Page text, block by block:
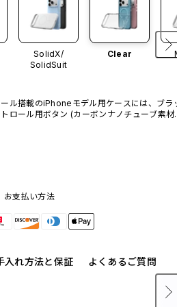
SolidX/
SolidSuit
Clear
ル搭載のiPhoneモデル用ケースには、ブラ
ロール用ボタン (カーボンナノチューブ素材)
お支払い方法
入れ方法と保証 よくあるご質問